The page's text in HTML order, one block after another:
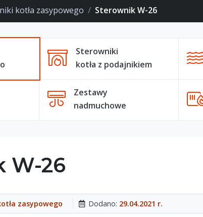
kotła zasypowego Sterownik W-26
Sterowniki
kotła z podajnikiem
Zestawy
nadmuchowe
W-26
zasypowego Dodano: 29.04.2021 r.